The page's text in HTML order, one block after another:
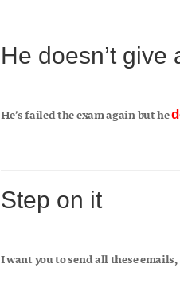
He doesn’t give
Step on it
I want you to send all these